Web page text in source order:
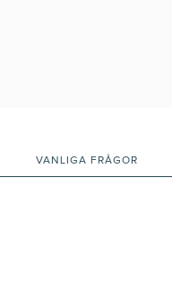
VANLIGA FRÅGOR